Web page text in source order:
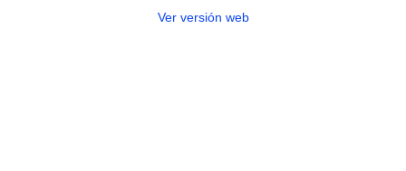
Ver versión web